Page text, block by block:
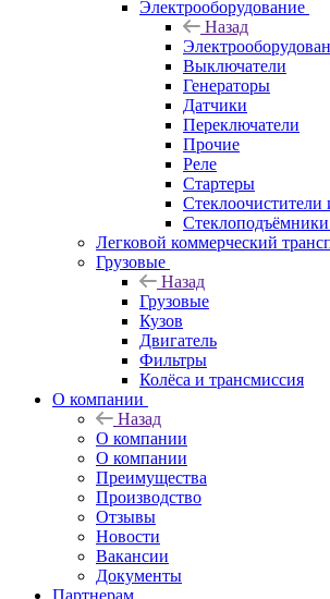
Электрооборудование
Назад
Выключатели
Генераторы
Датчики
Переключатели
Прочие
Реле
Стартеры
Стеклоочистители
Стеклоподъёмники
Легковой коммерческий
Грузовые
Назад
Грузовые
Кузов
Двигатель
Фильтры
Колёса и трансмиссия
О компании
Назад
О компании
О компании
Преимущества
Производство
Отзывы
Новости
Вакансии
Документы
Партнерам